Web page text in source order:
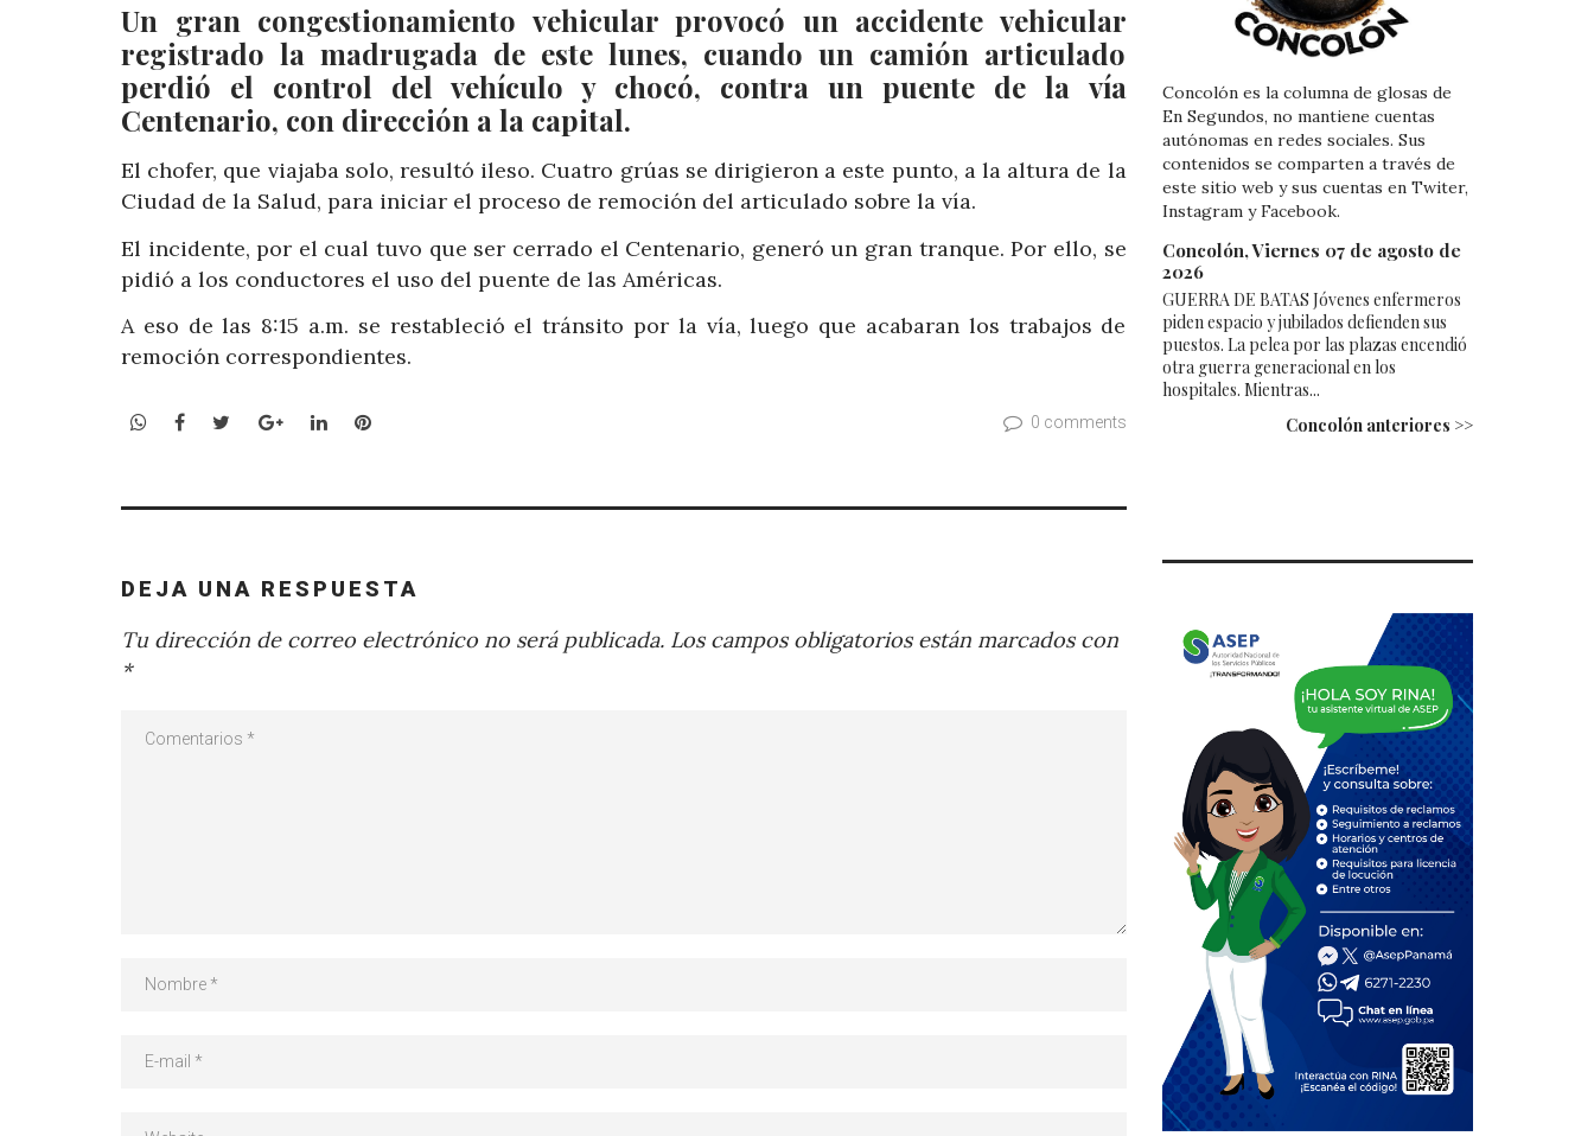
Un gran congestionamiento vehicular provocó un accidente vehicular
registrado la madrugada de este lunes, cuando un camión articulado
perdió el control del vehículo y chocó, contra un puente de la vía
Centenario, con dirección a la capital.
El chofer, que viajaba solo, resultó ileso. Cuatro grúas se dirigieron a este punto, a la altura de la
Ciudad de la Salud, para iniciar el proceso de remoción del articulado sobre la vía.
El incidente, por el cual tuvo que ser cerrado el Centenario, generó un gran tranque. Por ello, se
pidió a los conductores el uso del puente de las Américas.
A eso de las 8:15 a.m. se restableció el tránsito por la vía, luego que acabaran los trabajos de
remoción correspondientes.
WhatsApp
Facebook
TwitterGoogle+LinkedInPinterest 0 comments
DEJA UNA RESPUESTA
Tu dirección de correo electrónico no será publicada. Los campos obligatorios están marcados con
*
Concolón es la columna de glosas de
En Segundos, no mantiene cuentas
autónomas en redes sociales. Sus
contenidos se comparten a través de
este sitio web y sus cuentas en Twiter,
Instagram y Facebook.
Concolón, Viernes 07 de agosto de
2026
GUERRA DE BATAS Jóvenes enfermeros
piden espacio y jubilados defienden sus
puestos. La pelea por las plazas encendió
otra guerra generacional en los
hospitales. Mientras...
Concolón anteriores >>